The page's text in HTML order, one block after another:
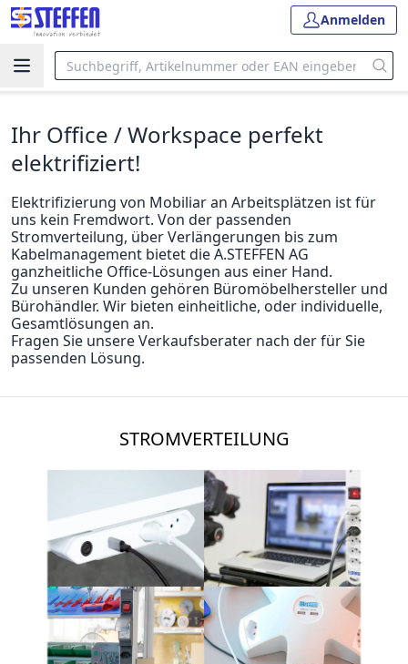
Anmelden
Ihr Office / Workspace perfekt
elektrifiziert!
Elektrifizierung von Mobiliar an Arbeitsplätzen ist für
uns kein Fremdwort. Von der passenden
Stromverteilung, über Verlängerungen bis zum
Kabelmanagement bietet die A.STEFFEN AG
ganzheitliche Office-Lösungen aus einer Hand.
Zu unseren Kunden gehören Büromöbelhersteller und
Bürohändler. Wir bieten einheitliche, oder individuelle,
Gesamtlösungen an.
Fragen Sie unsere Verkaufsberater nach der für Sie
passenden Lösung.
STROMVERTEILUNG